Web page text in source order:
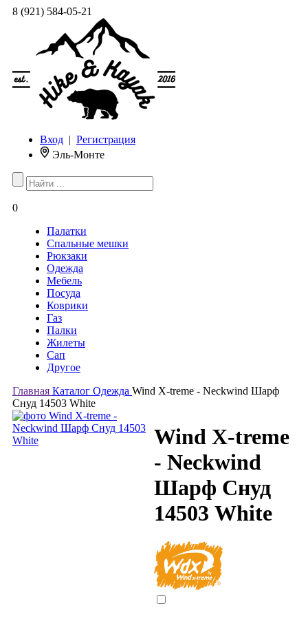
8 (921) 584-05-21
Вход | Регистрация
Эль-Монте
0
Палатки
Спальные мешки
Рюкзаки
Одежда
Мебель
Посуда
Коврики
Газ
Палки
Жилеты
Сап
Другое
Главная Каталог Одежда Wind X-treme - Neckwind Шарф
Снуд 14503 White
Wind X-treme
- Neckwind
Шарф Снуд
14503 White